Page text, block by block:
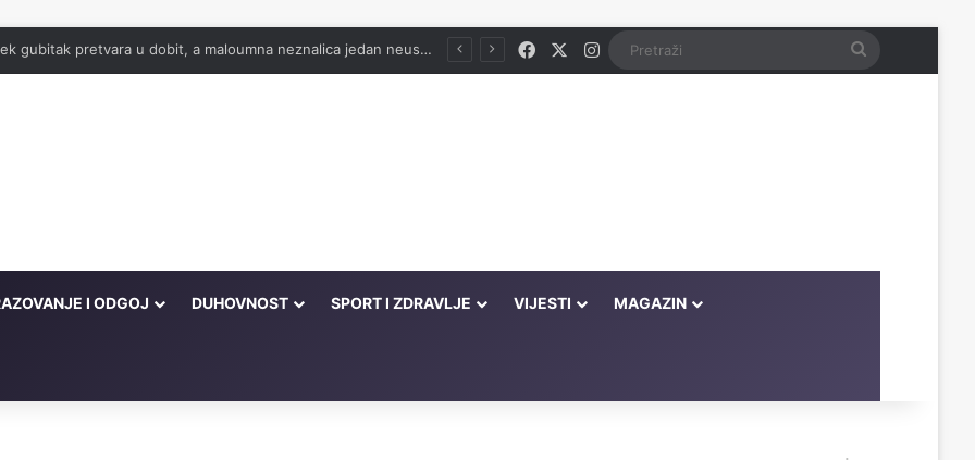
postati ranoranilac FacebookInstagram Pretraži
I ODGOJ DUHOVNOST SPORT I ZDRAVLJE VIJESTI MAGAZIN